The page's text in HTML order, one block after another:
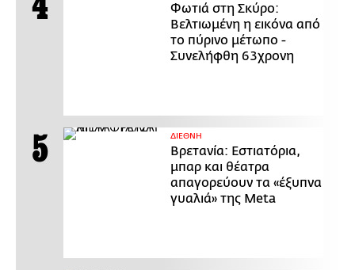
Φωτιά στη Σκύρο:
Βελτιωμένη η εικόνα από
το πύρινο μέτωπο -
Συνελήφθη 63χρονη
ΔΙΕΘΝΗ
Βρετανία: Εστιατόρια,
μπαρ και θέατρα
απαγορεύουν τα «έξυπνα
γυαλιά» της Meta